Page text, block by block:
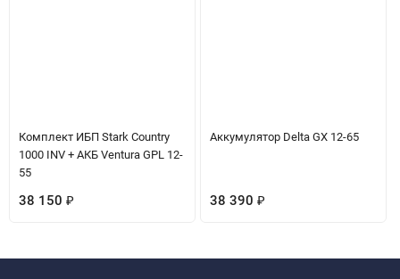
Комплект ИБП Stark Country
1000 INV + АКБ Ventura GPL 12-
55
38 150 ₽
Аккумулятор Delta GX 12-65
38 390 ₽